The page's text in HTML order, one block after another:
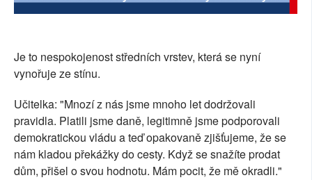
Je to nespokojenost středních vrstev, která se nyní
vynořuje ze stínu.
Učitelka: "Mnozí z nás jsme mnoho let dodržovali
pravidla. Platili jsme daně, legitimně jsme podporovali
demokratickou vládu a teď opakovaně zjišťujeme, že se
nám kladou překážky do cesty. Když se snažíte prodat
dům, přišel o svou hodnotu. Mám pocit, že mě okradli."